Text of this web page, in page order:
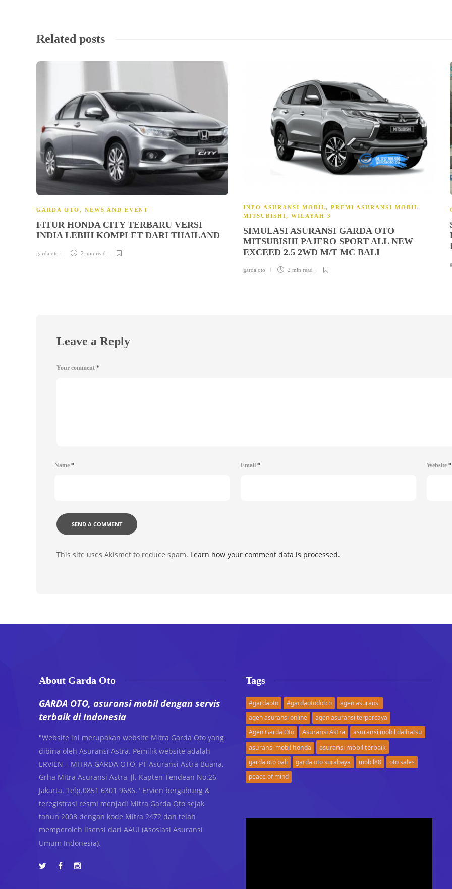
Related posts
GARDA OTO , NEWS AND EVENT
FITUR HONDA CITY TERBARU VERSI
INDIA LEBIH KOMPLET DARI THAILAND
garda oto 2 min read
INFO ASURANSI MOBIL, PREMI ASURANSI MOBIL
MITSUBISHI, WILAYAH 3
SIMULASI ASURANSI GARDA OTO
MITSUBISHI PAJERO SPORT ALL NEW
EXCEED 2.5 2WD M/T MC BALI
garda oto 2 min read
Leave a Reply
Your comment *
Name * Email * Website *
This site uses Akismet to reduce spam. Learn how your comment data is processed.
About Garda Oto
GARDA OTO, asuransi mobil dengan servis
terbaik di Indonesia
"Website ini merupakan website Mitra Garda Oto yang
dibina oleh Asuransi Astra. Pemilik website adalah
ERVIEN – MITRA GARDA OTO, PT Asuransi Astra Buana,
Grha Mitra Asuransi Astra, Jl. Kapten Tendean No.26
Jakarta. Telp.0851 6301 9686." Ervien bergabung &
teregistrasi resmi menjadi Mitra Garda Oto sejak
tahun 2008 dengan kode Mitra 2472 dan telah
memperoleh lisensi dari AAUI (Asosiasi Asuransi
Umum Indonesia).
Tags
#gardaoto #gardaotodotco
agen asuransi
agen asuransi online
agen asuransi terpercaya
Agen Garda Oto
Asuransi Astra
asuransi mobil daihatsu
asuransi mobil honda
asuransi mobil terbaik
garda oto bali garda oto surabaya mobil88
oto sales
peace of mind